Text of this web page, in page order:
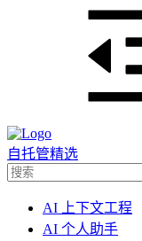
自托管精选
AI 上下文工程
AI 个人助手